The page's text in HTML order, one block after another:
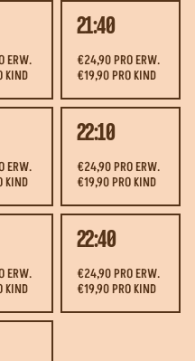
PRO ERW.
KIND
21:40
€24,90 PRO ERW.
€19,90 PRO KIND
PRO ERW.
KIND
22:10
€24,90 PRO ERW.
€19,90 PRO KIND
PRO ERW.
KIND
22:40
€24,90 PRO ERW.
€19,90 PRO KIND